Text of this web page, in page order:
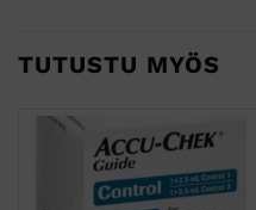
TUTUSTU MYÖS